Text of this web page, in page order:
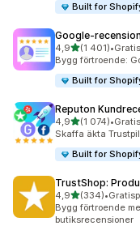
Built for
4,9av 5 stjärnor
(1 401)
1401 recensioner
•
Bygg förtroende:
Built for
Reputon
4,9av 5 stjärnor
(1 074)
1074 recensioner
•
Skaffa äkta
Built for
TrustShop:
4,9av 5 stjärnor
(334)
334 recensioner
•
Bygg förtroende
butiksrecensioner